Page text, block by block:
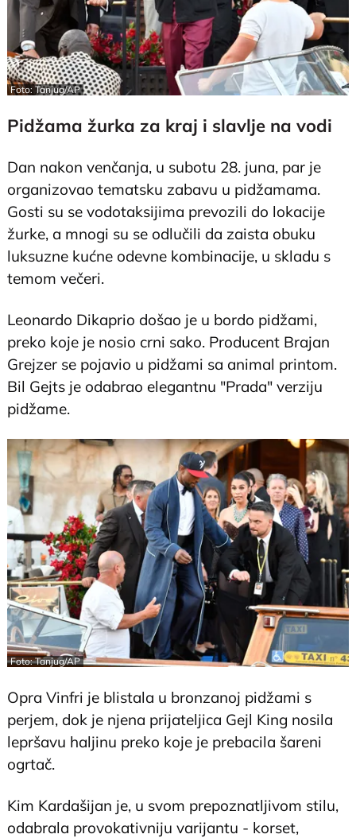
Foto: Tanjug/AP
Pidžama žurka za kraj i slavlje na vodi
Dan nakon venčanja, u subotu 28. juna, par je
organizovao tematsku zabavu u pidžamama.
Gosti su se vodotaksijima prevozili do lokacije
žurke, a mnogi su se odlučili da zaista obuku
luksuzne kućne odevne kombinacije, u skladu s
temom večeri.
Leonardo Dikaprio došao je u bordo pidžami,
preko koje je nosio crni sako. Producent Brajan
Grejzer se pojavio u pidžami sa animal printom.
Bil Gejts je odabrao elegantnu "Prada" verziju
pidžame.
Foto: Tanjug/AP
Opra Vinfri je blistala u bronzanoj pidžami s
perjem, dok je njena prijateljica Gejl King nosila
lepršavu haljinu preko koje je prebacila šareni
ogrtač.
Kim Kardašijan je, u svom prepoznatljivom stilu,
odabrala provokativniju varijantu - korset,